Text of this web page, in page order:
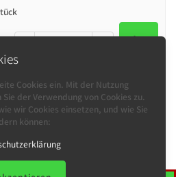
Cookies ein. Mit der Nutzung
der Verwendung von Cookies zu.
wir Cookies einsetzen, und wie Sie
können: